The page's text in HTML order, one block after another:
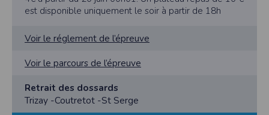
est disponible uniquement le soir à partir de 18h
Voir le réglement de l’épreuve
Voir le parcours de l’épreuve
Retrait des dossards
Trizay -Coutretot -St Serge